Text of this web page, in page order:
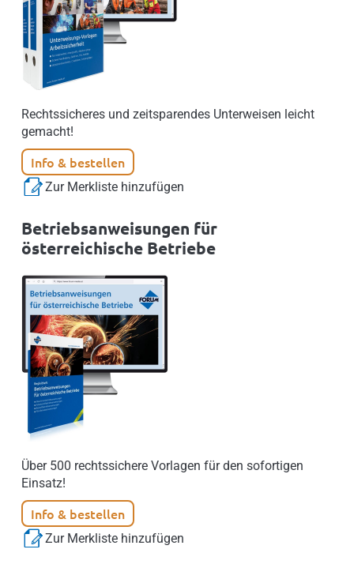
Rechtssicheres und zeitsparendes Unterweisen leicht
gemacht!
Info & bestellen
Zur Merkliste hinzufügen
Betriebsanweisungen für
österreichische Betriebe
Über 500 rechtssichere Vorlagen für den sofortigen
Einsatz!
Info & bestellen
Zur Merkliste hinzufügen